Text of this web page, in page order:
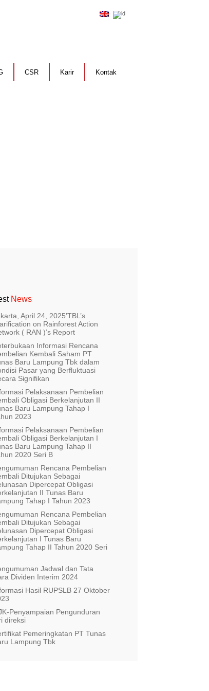
CSR Karir Kontak
News
April 24, 2025’TBL’s
on Rainforest Action
( RAN )’s Report
Informasi Rencana
Kembali Saham PT
Baru Lampung Tbk dalam
Pasar yang Berfluktuasi
Signifikan
Pelaksanaan Pembelian
Obligasi Berkelanjutan II
Baru Lampung Tahap I
2023
Pelaksanaan Pembelian
Obligasi Berkelanjutan I
Baru Lampung Tahap II
2020 Seri B
Rencana Pembelian
Ditujukan Sebagai
Dipercepat Obligasi
II Tunas Baru
Tahap I Tahun 2023
Rencana Pembelian
Ditujukan Sebagai
Dipercepat Obligasi
I Tunas Baru
Tahap II Tahun 2020 Seri
Jadwal dan Tata
Dividen Interim 2024
Hasil RUPSLB 27 Oktober
Penyampaian Pengunduran
direksi
Pemeringkatan PT Tunas
Lampung Tbk